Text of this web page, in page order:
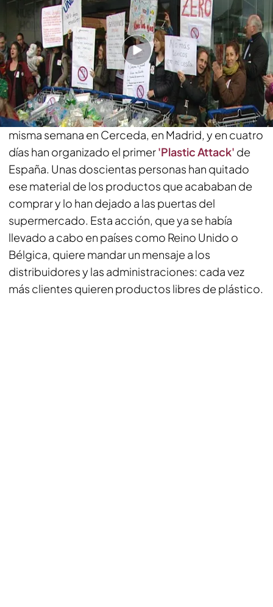
Marta Núñez Gallego
15 ABR 2018 - 17:10h.
Compartir
'Nasti de Plastic'es el último grupo contra el
plástico creado en España. Se ha fundado esta
misma semana en Cerceda, en Madrid, y en cuatro
días han organizado el primer'Plastic Attack' de
España. Unas doscientas personas han quitado
ese material de los productos que acababan de
comprar y lo han dejado a las puertas del
supermercado. Esta acción, que ya se había
llevado a cabo en países como Reino Unido o
Bélgica, quiere mandar un mensaje a los
distribuidores y las administraciones: cada vez
más clientes quieren productos libres de plástico.